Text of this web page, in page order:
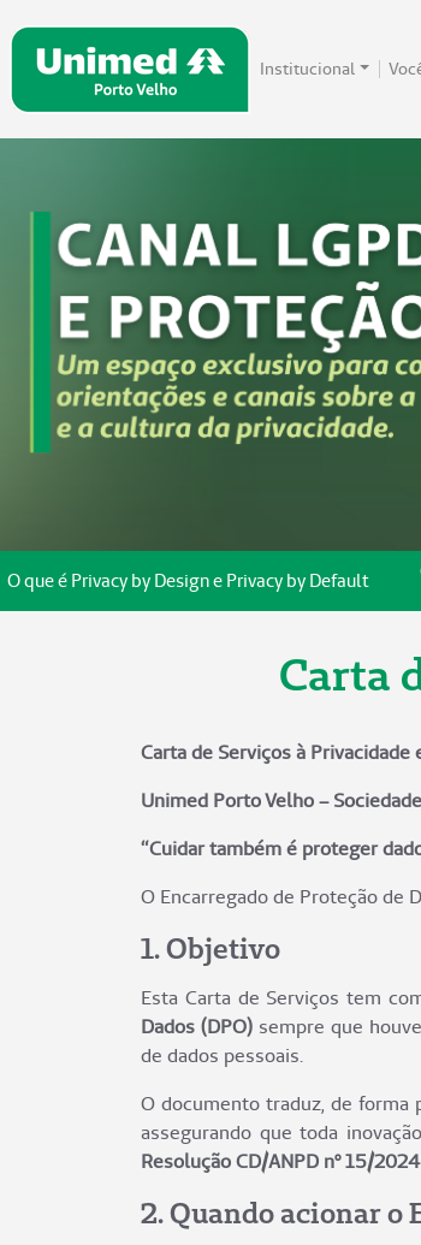
Institucional
O que é Privacy by Design e Privacy by Default
Carta
Carta de Serviços à Privacidade
Unimed Porto Velho –
“Cuidar também é proteger
O Encarregado de Proteção de
1. Objetivo
Esta Carta de Serviços tem
Dados (DPO) sempre que
de dados pessoais.
O documento traduz, de forma
assegurando que toda
Resolução CD/ANPD nº 15/2024
2. Quando acionar o